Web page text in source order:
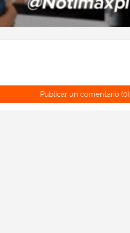
Publicar un comentario (0)